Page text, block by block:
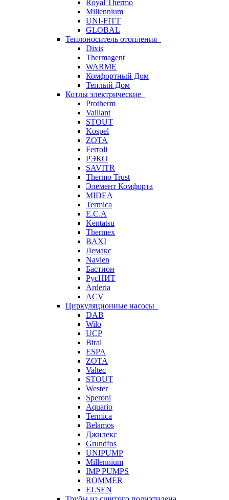
Royal Thermo
Millennium
UNI-FITT
GLOBAL
Теплоноситель отопления
Dixis
Thermagent
WARME
Комфортный Дом
Теплый Дом
Котлы электрические
Protherm
Vaillant
STOUT
Kospel
ZOTA
Ferroli
РЭКО
SAVITR
Thermo Trust
Элемент Комфорта
MIDEA
Termica
E.C.A
Kentatsu
Thermex
BAXI
Лемакс
Navien
Бастион
РусНИТ
Arderia
ACV
Циркуляционные насосы
DAB
Wilo
UCP
Biral
ESPA
ZOTA
Valtec
STOUT
Wester
Speroni
Aquario
Termica
Belamos
Джилекс
Grundfos
UNIPUMP
Millennium
IMP PUMPS
ROMMER
ELSEN